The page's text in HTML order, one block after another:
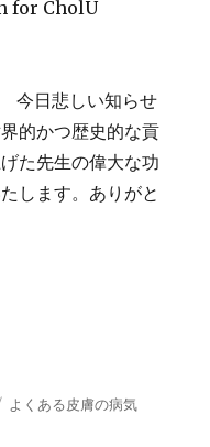
for CholU
今日悲しい知らせ
的かつ歴史的な貢
た先生の偉大な功
します。ありがと
カ
よくある皮膚の病気